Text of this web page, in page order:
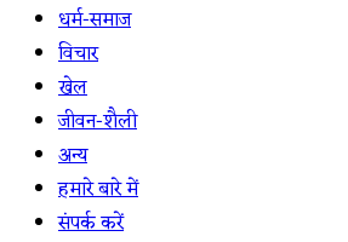
धर्म-समाज
विचार
खेल
जीवन-शैली
अन्य
हमारे बारे में
संपर्क करें